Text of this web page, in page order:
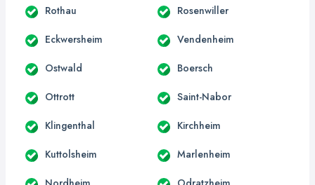
Rothau Rosenwiller
Eckwersheim Vendenheim
Ostwald Boersch
Ottrott Saint-Nabor
Klingenthal Kirchheim
Kuttolsheim Marlenheim